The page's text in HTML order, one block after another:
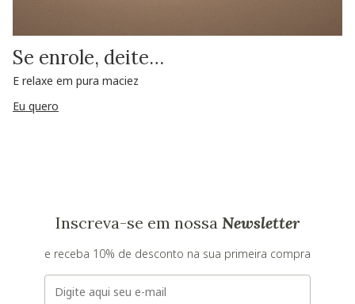
Se enrole, deite…
E relaxe em pura maciez
Eu quero
Inscreva-se em nossa Newsletter
e receba 10% de desconto na sua primeira compra
E-mail